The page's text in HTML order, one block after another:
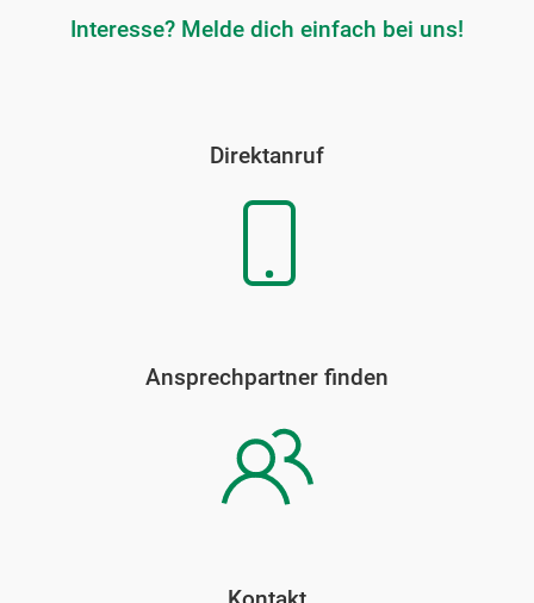
Interesse? Melde dich einfach bei uns!
Direktanruf
Ansprechpartner finden